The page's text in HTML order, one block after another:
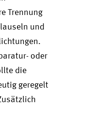
Trennung
und
oder
die
geregelt